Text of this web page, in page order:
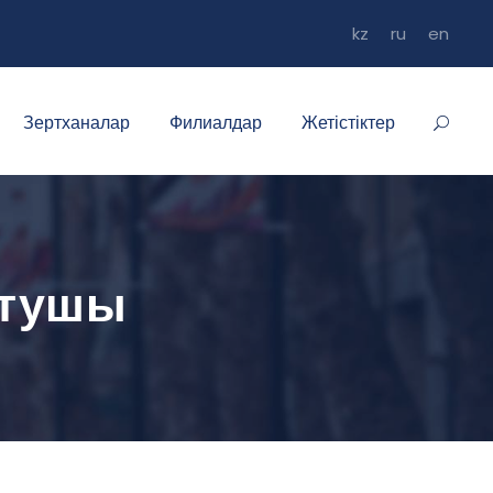
kz ru en
Зертханалар Филиалдар Жетістіктер